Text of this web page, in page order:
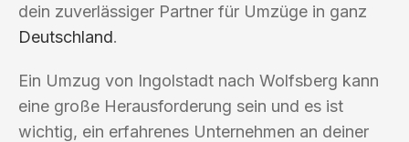
dein zuverlässiger Partner für Umzüge in ganz
Deutschland.
Ein Umzug von Ingolstadt nach Wolfsberg kann
eine große Herausforderung sein und es ist
wichtig, ein erfahrenes Unternehmen an deiner